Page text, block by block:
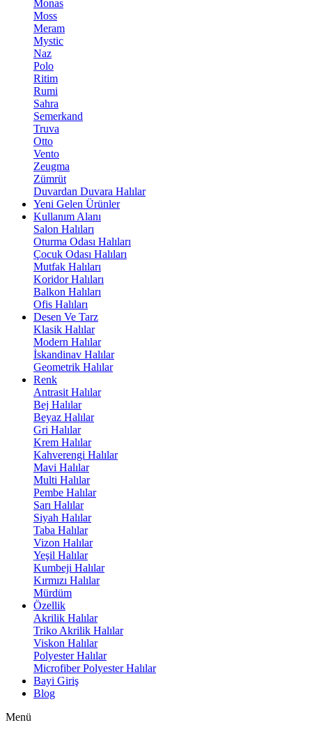
Monas
Moss
Meram
Mystic
Naz
Polo
Ritim
Rumi
Sahra
Semerkand
Truva
Otto
Vento
Zeugma
Zümrüt
Duvardan Duvara Halılar
Yeni Gelen Ürünler
Kullanım Alanı
Salon Halıları
Oturma Odası Halıları
Çocuk Odası Halıları
Mutfak Halıları
Koridor Halıları
Balkon Halıları
Ofis Halıları
Desen Ve Tarz
Klasik Halılar
Modern Halılar
İskandinav Halılar
Geometrik Halılar
Renk
Antrasit Halılar
Bej Halılar
Beyaz Halılar
Gri Halılar
Krem Halılar
Kahverengi Halılar
Mavi Halılar
Multi Halılar
Pembe Halılar
Sarı Halılar
Siyah Halılar
Taba Halılar
Vizon Halılar
Yeşil Halılar
Kumbeji Halılar
Kırmızı Halılar
Mürdüm
Özellik
Akrilik Halılar
Triko Akrilik Halılar
Viskon Halılar
Polyester Halılar
Microfiber Polyester Halılar
Bayi Giriş
Blog
Menü